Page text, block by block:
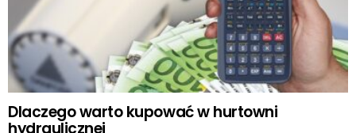
Dlaczego warto kupować w hurtowni